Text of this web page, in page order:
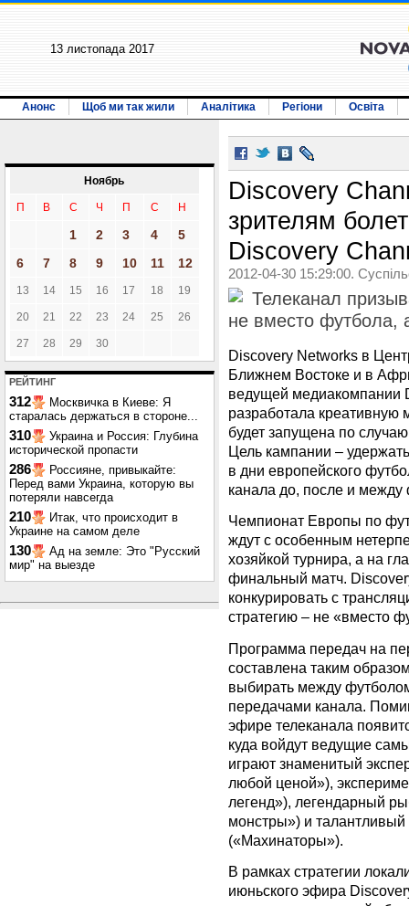
13 листопада 2017
Анонс Щоб ми так жили Аналітика Регіони Освіта
Ноябрь
П В С Ч П С Н
1 2 3 4
5
6
7 8 9 10 11 12
13 14 15 16 17 18 19
20 21 22 23 24 25 26
27 28 29 30
РЕЙТИНГ
312
Москвичка в Киеве: Я
старалась держаться в стороне...
310
Украина и Россия: Глубина
исторической пропасти
286
Россияне, привыкайте:
Перед вами Украина, которую вы
потеряли навсегда
210
Итак, что происходит в
Украине на самом деле
130
Ад на земле: Это "Русский
мир" на выезде
Discovery
зрителям
Discovery
2012-04-30 15:29:00.
Телеканал
не вместо футбола,
Discovery Networks в
Ближнем Востоке и в
ведущей медиакомпании
разработала креативную
будет запущена по
Цель кампании –
в дни европейского
канала до, после и
Чемпионат Европы по
ждут с особенным
хозяйкой турнира, а на
финальный матч.
конкурировать с
стратегию – не «вместо
Программа передач на
составлена таким
выбирать между
передачами канала.
эфире телеканала
куда войдут ведущие
играют знаменитый
любой ценой»),
легенд»), легендарный
монстры») и
(«Махинаторы»).
В рамках стратегии
июньского эфира